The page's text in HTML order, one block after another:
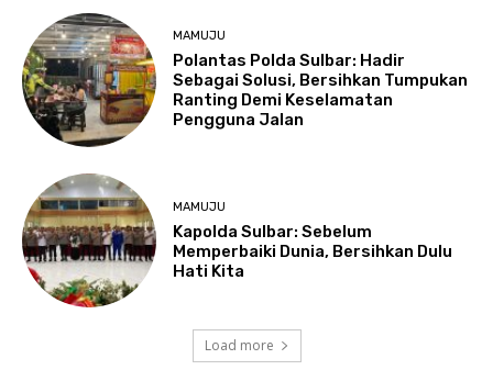
MAMUJU
Polantas Polda Sulbar: Hadir
Sebagai Solusi, Bersihkan Tumpukan
Ranting Demi Keselamatan
Pengguna Jalan
MAMUJU
Kapolda Sulbar: Sebelum
Memperbaiki Dunia, Bersihkan Dulu
Hati Kita
Load more